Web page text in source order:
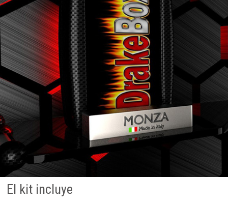
El kit incluye